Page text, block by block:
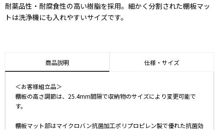
耐薬品性・耐腐食性の高い樹脂を採用。細かく分割された棚板マッ
トは洗浄機にも入れやすいサイズです。
商品説明 仕様・サイズ
＜お客様組立品＞
棚板の高さ調節は、25.4mm間隔で収納物のサイズにより変更可能で
す。
棚板マット部はマイクロバン抗菌加工ポリプロピレン製で優れた抗菌効